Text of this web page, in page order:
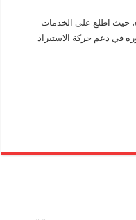
حيث اطلع على الخدمات
في دعم حركة الاستيراد